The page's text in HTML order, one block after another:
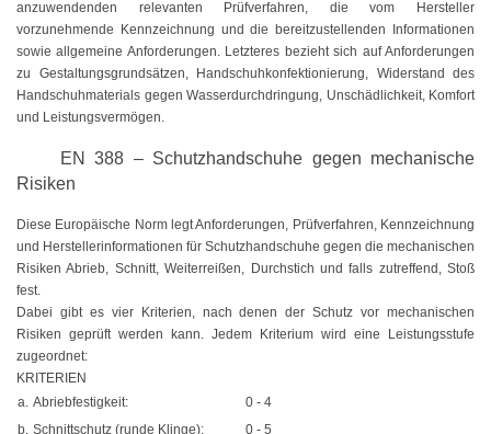
Gelb
Grün
Blau
Türkis
Lila
Orange
Beige
Braun
Hellbraun
anzuwendenden relevanten Prüfverfahren, die vom Hersteller
vorzunehmende Kennzeichnung und die bereitzustellenden Informationen
sowie allgemeine Anforderungen. Letzteres bezieht sich auf Anforderungen
zu Gestaltungsgrundsätzen, Handschuhkonfektionierung, Widerstand des
Handschuhmaterials gegen Wasserdurchdringung, Unschädlichkeit, Komfort
und Leistungsvermögen.
EN 388 – Schutzhandschuhe gegen mechanische
Risiken
Diese Europäische Norm legt Anforderungen, Prüfverfahren, Kennzeichnung
und Herstellerinformationen für Schutzhandschuhe gegen die mechanischen
Risiken Abrieb, Schnitt, Weiterreißen, Durchstich und falls zutreffend, Stoß
fest.
Dabei gibt es vier Kriterien, nach denen der Schutz vor mechanischen
Risiken geprüft werden kann. Jedem Kriterium wird eine Leistungsstufe
zugeordnet:
KRITERIEN
a. Abriebfestigkeit:
0 - 4
b. Schnittschutz (runde Klinge):
0 - 5